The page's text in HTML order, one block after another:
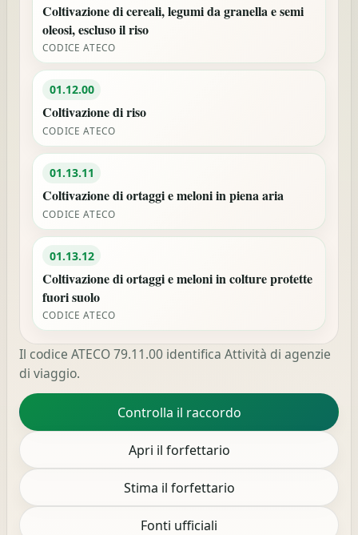
Coltivazione di cereali, legumi da granella e semi
oleosi, escluso il riso
CODICE ATECO
01.12.00
Coltivazione di riso
CODICE ATECO
01.13.11
Coltivazione di ortaggi e meloni in piena aria
CODICE ATECO
01.13.12
Coltivazione di ortaggi e meloni in colture protette
fuori suolo
CODICE ATECO
Il codice ATECO 79.11.00 identifica Attività di agenzie
di viaggio.
Controlla il raccordo
Apri il forfettario
Stima il forfettario
Fonti ufficiali